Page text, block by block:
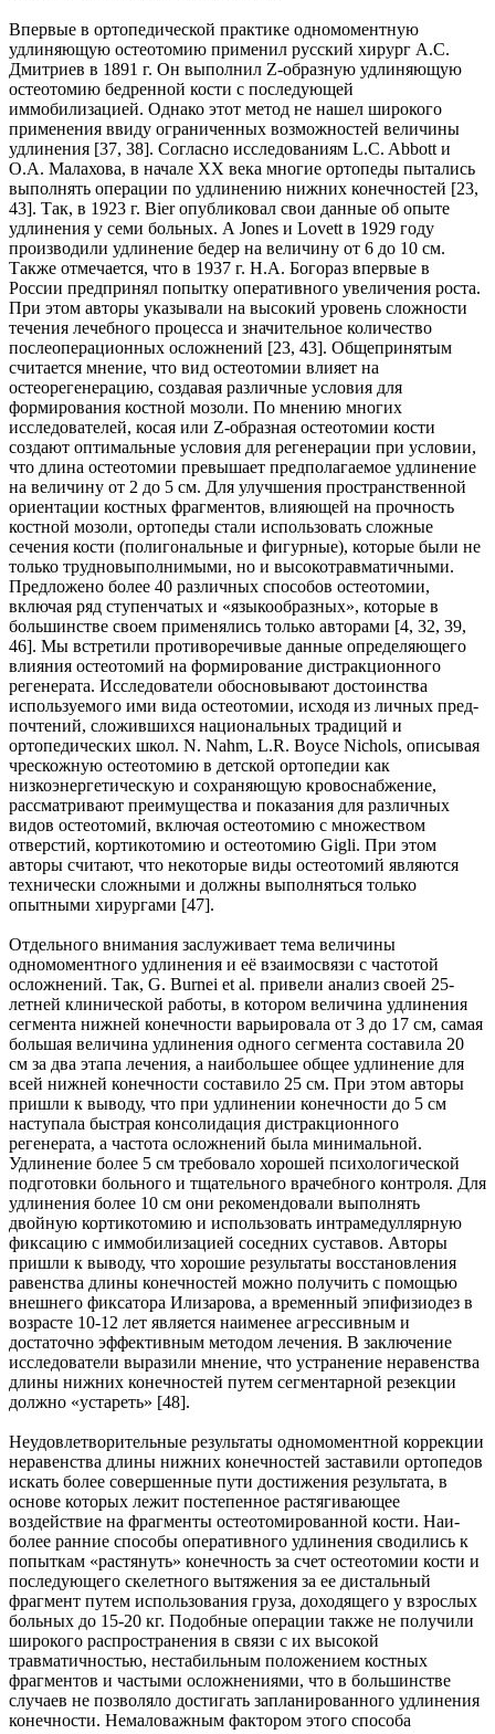
Впервые в ортопедической практике одномоментную
удлиняющую остеотомию применил русский хирург А.С.
Дмитриев в 1891 г. Он выполнил Z-образную удлиняющую
остеотомию бедренной кости с последующей
иммобилизацией. Однако этот метод не нашел широкого
применения ввиду ограни­ченных возможностей величины
удлинения [37, 38]. Согласно исследованиям L.C. Abbott и
О.А. Ма­лахова, в начале ХХ века многие ортопеды пытались
выполнять операции по удлинению нижних ко­нечностей [23,
43]. Так, в 1923 г. Bier опубликовал свои данные об опыте
удлинения у семи больных. А Jones и Lovett в 1929 году
производили удлинение бедер на величину от 6 до 10 см.
Также отмечает­ся, что в 1937 г. Н.А. Богораз впервые в
России предпринял попытку оперативного увеличения роста.
При этом авторы указывали на высокий уровень сложности
течения лечебного процесса и значитель­ное количество
послеоперационных осложнений [23, 43]. Общепринятым
считается мнение, что вид остеотомии влияет на
остеорегенерацию, создавая различные условия для
формирования костной мозоли. По мнению многих
исследователей, косая или Z-образная остеотомии кости
создают опти­мальные условия для регенерации при условии,
что длина остеотомии превышает предполагаемое уд­линение
на величину от 2 до 5 см. Для улучшения пространственной
ориентации костных фрагментов, влияющей на прочность
костной мозоли, ортопеды стали использовать сложные
сечения кости (поли­гональные и фигурные), которые были не
только трудновыполнимыми, но и высокотравматичными.
Предложено более 40 различных способов остеотомии,
включая ряд ступенчатых и «языкообразных», которые в
большинстве своем применялись только авторами [4, 32, 39,
46]. Мы встретили противоречи­вые данные определяющего
влияния остеотомий на формирование дистракционного
регенерата. Ис­следователи обосновывают достоинства
используемого ими вида остеотомии, исходя из личных пред­
почтений, сложившихся национальных традиций и
ортопедических школ. N. Nahm, L.R. Boyce Nichols, описывая
чрескожную остеотомию в детской ортопедии как
низкоэнергетическую и сохраняющую кровоснабжение,
рассматривают преимущества и показания для различных
видов остеотомий, вклю­чая остеотомию с множеством
отверстий, кортикотомию и остеотомию Gigli. При этом
авторы счита­ют, что некоторые виды остеотомий являются
технически сложными и должны выполняться только
опытными хирургами [47].
Отдельного внимания заслуживает тема величины
одномоментного удлинения и её взаимосвязи с ча­стотой
осложнений. Так, G. Burnei et al. привели анализ своей 25-
летней клинической работы, в кото­ром величина удлинения
сегмента нижней конечности варьировала от 3 до 17 см, самая
большая вели­чина удлинения одного сегмента составила 20
см за два этапа лечения, а наибольшее общее удлинение для
всей нижней конечности составило 25 см. При этом авторы
пришли к выводу, что при удлинении конечности до 5 см
наступала быстрая консолидация дистракционного
регенерата, а частота осложне­ний была минимальной.
Удлинение более 5 см требовало хорошей психологической
подготовки боль­ного и тщательного врачебного контроля. Для
удлинения более 10 см они рекомендовали выполнять
двойную кортикотомию и использовать интрамедуллярную
фиксацию с иммобилизацией соседних суставов. Авторы
пришли к выводу, что хорошие результаты восстановления
равенства длины конеч­ностей можно получить с помощью
внешнего фиксатора Илизарова, а временный эпифизиодез в
воз­расте 10-12 лет является наименее агрессивным и
достаточно эффективным методом лечения. В за­ключение
исследователи выразили мнение, что устранение неравенства
длины нижних конечностей путем сегментарной резекции
должно «устареть» [48].
Неудовлетворительные результаты одномоментной коррекции
неравенства длины нижних конеч­ностей заставили ортопедов
искать более совершенные пути достижения результата, в
основе кото­рых лежит постепенное растягивающее
воздействие на фрагменты остеотомированной кости. Наи­
более ранние способы оперативного удлинения сводились к
попыткам «растянуть» конечность за счет остеотомии кости и
последующего скелетного вытяжения за ее дистальный
фрагмент путем ис­пользования груза, доходящего у взрослых
больных до 15-20 кг. Подобные операции также не полу­чили
широкого распространения в связи с их высокой
травматичностью, нестабильным положением костных
фрагментов и частыми осложнениями, что в большинстве
случаев не позволяло достигать запланированного удлинения
конечности. Немаловажным фактором этого способа